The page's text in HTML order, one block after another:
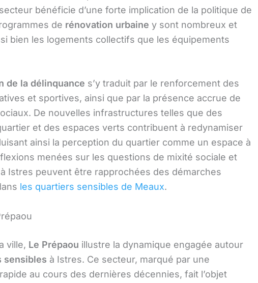
bénéficie d’une forte implication de la politique de
de rénovation urbaine y sont nombreux et
bien les logements collectifs que les équipements
de la délinquance s’y traduit par le renforcement des
et sportives, ainsi que par la présence accrue de
De nouvelles infrastructures telles que des
et des espaces verts contribuent à redynamiser
ainsi la perception du quartier comme un espace à
menées sur les questions de mixité sociale et
à Istres peuvent être rapprochées des démarches
les quartiers sensibles de Meaux.
ville, Le Prépaou illustre la dynamique engagée autour
sensibles à Istres. Ce secteur, marqué par une
au cours des dernières décennies, fait l’objet